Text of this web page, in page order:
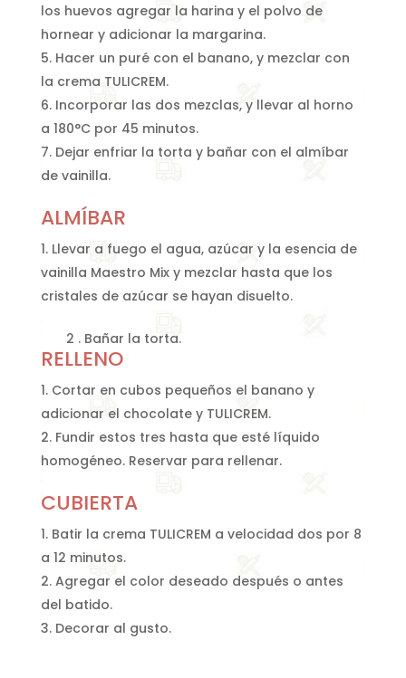
los huevos agregar la harina y el polvo de
hornear y adicionar la margarina.
Hacer un puré con el banano, y mezclar con
la crema TULICREM.
Incorporar las dos mezclas, y llevar al horno
a 180°C por 45 minutos.
Dejar enfriar la torta y bañar con el almíbar
de vainilla.
ALMÍBAR
Llevar a fuego el agua, azúcar y la esencia de
vainilla Maestro Mix y mezclar hasta que los
cristales de azúcar se hayan disuelto.
2 . Bañar la torta.
RELLENO
Cortar en cubos pequeños el banano y
adicionar el chocolate y TULICREM.
Fundir estos tres hasta que esté líquido
homogéneo. Reservar para rellenar.
CUBIERTA
Batir la crema TULICREM a velocidad dos por 8
a 12 minutos.
Agregar el color deseado después o antes
del batido.
Decorar al gusto.